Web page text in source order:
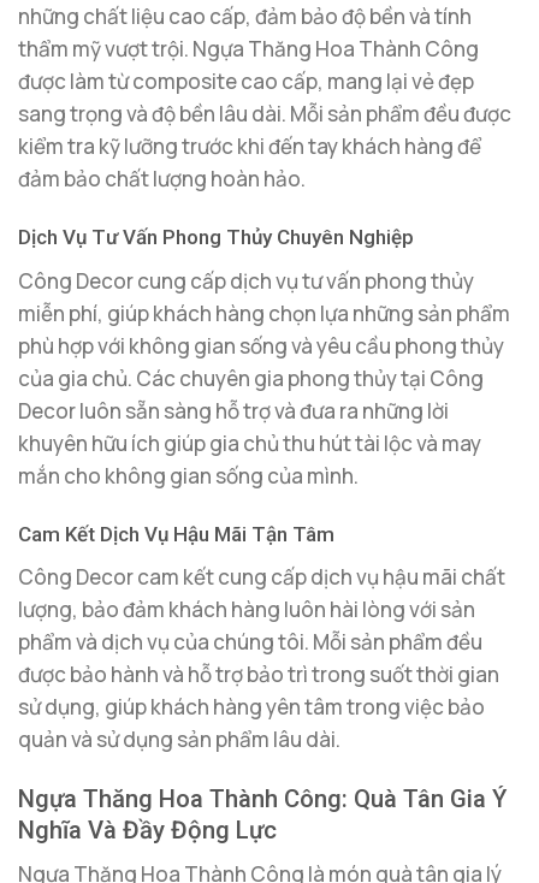
những chất liệu cao cấp, đảm bảo độ bền và tính
thẩm mỹ vượt trội. Ngựa Thăng Hoa Thành Công
được làm từ composite cao cấp, mang lại vẻ đẹp
sang trọng và độ bền lâu dài. Mỗi sản phẩm đều được
kiểm tra kỹ lưỡng trước khi đến tay khách hàng để
đảm bảo chất lượng hoàn hảo.
Dịch Vụ Tư Vấn Phong Thủy Chuyên Nghiệp
Công Decor cung cấp dịch vụ tư vấn phong thủy
miễn phí, giúp khách hàng chọn lựa những sản phẩm
phù hợp với không gian sống và yêu cầu phong thủy
của gia chủ. Các chuyên gia phong thủy tại Công
Decor luôn sẵn sàng hỗ trợ và đưa ra những lời
khuyên hữu ích giúp gia chủ thu hút tài lộc và may
mắn cho không gian sống của mình.
Cam Kết Dịch Vụ Hậu Mãi Tận Tâm
Công Decor cam kết cung cấp dịch vụ hậu mãi chất
lượng, bảo đảm khách hàng luôn hài lòng với sản
phẩm và dịch vụ của chúng tôi. Mỗi sản phẩm đều
được bảo hành và hỗ trợ bảo trì trong suốt thời gian
sử dụng, giúp khách hàng yên tâm trong việc bảo
quản và sử dụng sản phẩm lâu dài.
Ngựa Thăng Hoa Thành Công: Quà Tân Gia Ý
Nghĩa Và Đầy Động Lực
Ngựa Thăng Hoa Thành Công là món quà tân gia lý